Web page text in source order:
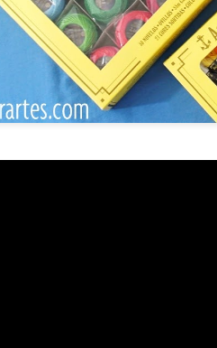
Gráfico Corações
Olá pessoal!